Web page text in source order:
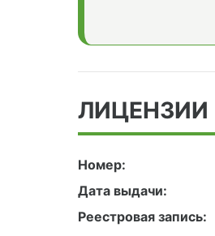
ЛИЦЕНЗИИ
Номер:
Дата выдачи:
Реестровая запись: